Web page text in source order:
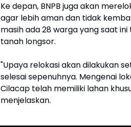
Ke depan, BNPB juga akan
agar lebih aman dan tidak
masih ada 28 warga yang saat
tanah longsor.
"Upaya relokasi akan dilakukan
selesai sepenuhnya. Mengenai
Cilacap telah memiliki lahan
menjelaskan.